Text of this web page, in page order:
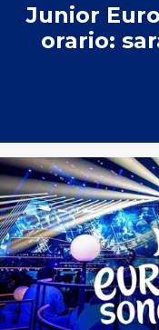
Junior
orario: